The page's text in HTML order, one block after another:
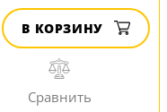
В КОРЗИНУ